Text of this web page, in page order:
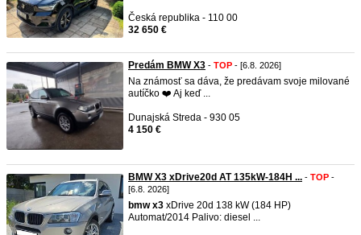
Česká republika - 110 00
32 650 €
Predám BMW X3 - TOP - [6.8. 2026]
Na známosť sa dáva, že predávam svoje milované
autíčko ❤️ Aj keď ...
Dunajská Streda - 930 05
4 150 €
BMW X3 xDrive20d AT 135kW-184H ... - TOP -
[6.8. 2026]
bmw x3 xDrive 20d 138 kW (184 HP)
Automat/2014 Palivo: diesel ...